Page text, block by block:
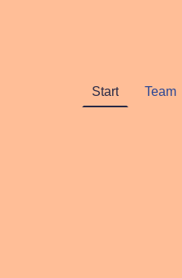
Start Team